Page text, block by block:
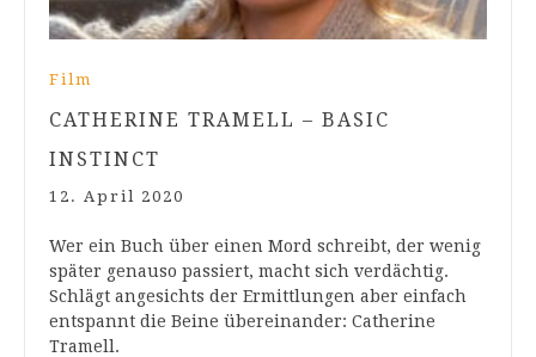
Film
CATHERINE TRAMELL – BASIC
INSTINCT
12. April 2020
Wer ein Buch über einen Mord schreibt, der wenig
später genauso passiert, macht sich verdächtig.
Schlägt angesichts der Ermittlungen aber einfach
entspannt die Beine übereinander: Catherine
Tramell.